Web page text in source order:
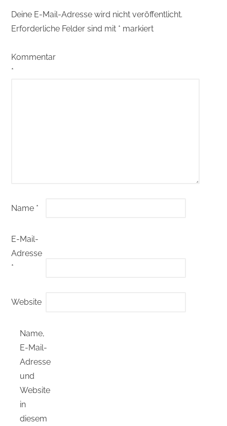
Deine E-Mail-Adresse wird nicht veröffentlicht.
Erforderliche Felder sind mit * markiert
Kommentar
*
Name *
E-Mail-
Adresse
*
Website
Name,
E-Mail-
Adresse
und
Website
in
diesem